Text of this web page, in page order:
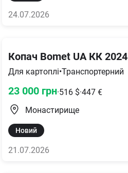
24.07.2026
Копач Bomet UA КК 2024
Для картоплі•Транспортерний
23 000 грн·516 $·447 €
Монастирище
Новий
21.07.2026